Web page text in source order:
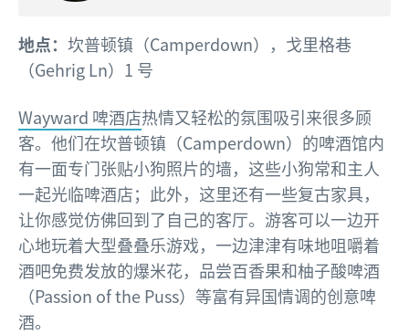
地点： 坎普顿镇（Camperdown），戈里格巷
（Gehrig Ln）1 号
Wayward 啤酒店热情又轻松的氛围吸引来很多顾
客。他们在坎普顿镇（Camperdown）的啤酒馆内
有一面专门张贴小狗照片的墙，这些小狗常和主人
一起光临啤酒店；此外，这里还有一些复古家具，
让你感觉仿佛回到了自己的客厅。游客可以一边开
心地玩着大型叠叠乐游戏，一边津津有味地咀嚼着
酒吧免费发放的爆米花，品尝百香果和柚子酸啤酒
（Passion of the Puss）等富有异国情调的创意啤
酒。